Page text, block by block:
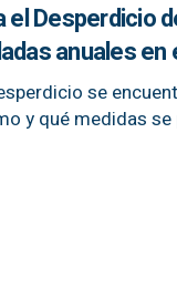
Desperdicio
anuales en
se
y qué medidas se